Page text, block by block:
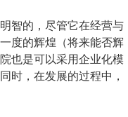
智的，尽管它在经营与
度的辉煌（将来能否辉
也是可以采用企业化模
时，在发展的过程中，